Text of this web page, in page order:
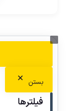
بستن
فیلترها